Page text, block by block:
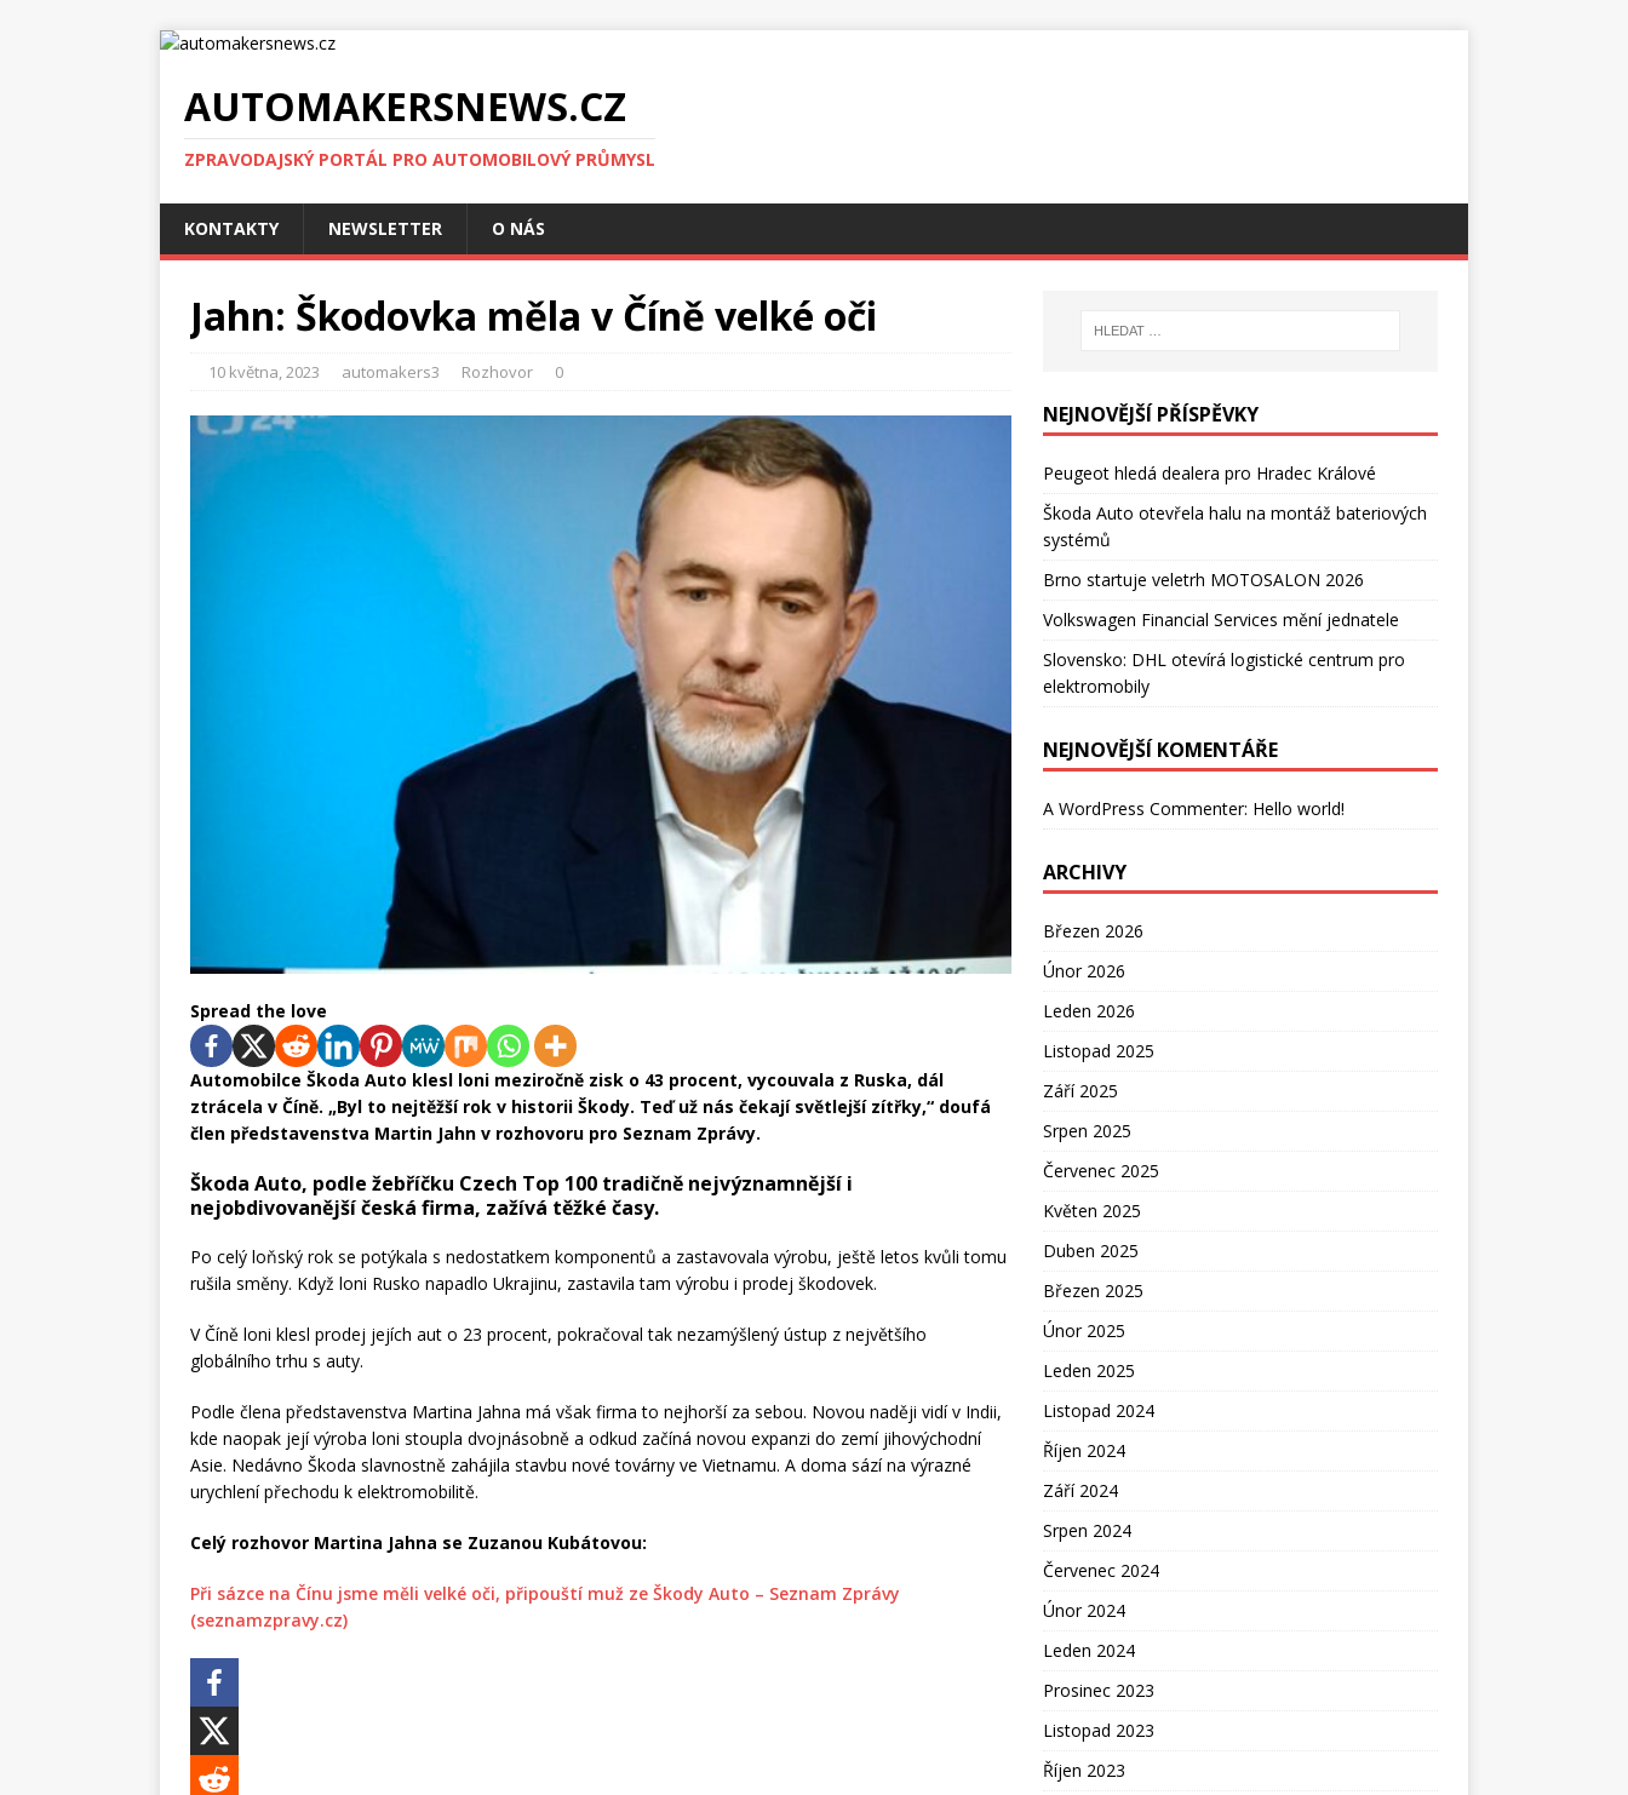
AUTOMAKERSNEWS.CZ
ZPRAVODAJSKÝ PORTÁL PRO AUTOMOBILOVÝ PRŮMYSL
KONTAKTY NEWSLETTER O NÁS
Jahn: Škodovka měla v Číně velké oči
10 května, 2023 automakers3 Rozhovor 0
Spread the love
Automobilce Škoda Auto klesl loni meziročně zisk o 43 procent, vycouvala z Ruska, dál
ztrácela v Číně. „Byl to nejtěžší rok v historii Škody. Teď už nás čekají světlejší zítřky,“ doufá
člen představenstva Martin Jahn v rozhovoru pro Seznam Zprávy.
Škoda Auto, podle žebříčku Czech Top 100 tradičně nejvýznamnější i
nejobdivovanější česká firma, zažívá těžké časy.
Po celý loňský rok se potýkala s nedostatkem komponentů a zastavovala výrobu, ještě letos kvůli tomu
rušila směny. Když loni Rusko napadlo Ukrajinu, zastavila tam výrobu i prodej škodovek.
V Číně loni klesl prodej jejích aut o 23 procent, pokračoval tak nezamýšlený ústup z největšího
globálního trhu s auty.
Podle člena představenstva Martina Jahna má však firma to nejhorší za sebou. Novou naději vidí v Indii,
kde naopak její výroba loni stoupla dvojnásobně a odkud začíná novou expanzi do zemí jihovýchodní
Asie. Nedávno Škoda slavnostně zahájila stavbu nové továrny ve Vietnamu. A doma sází na výrazné
urychlení přechodu k elektromobilitě.
Celý rozhovor Martina Jahna se Zuzanou Kubátovou:
Při sázce na Čínu jsme měli velké oči, připouští muž ze Škody Auto – Seznam Zprávy
(seznamzpravy.cz)
NEJNOVĚJŠÍ PŘÍSPĚVKY
Peugeot hledá dealera pro Hradec Králové
Škoda Auto otevřela halu na montáž bateriových
systémů
Brno startuje veletrh MOTOSALON 2026
Volkswagen Financial Services mění jednatele
Slovensko: DHL otevírá logistické centrum pro
elektromobily
NEJNOVĚJŠÍ KOMENTÁŘE
A WordPress Commenter: Hello world!
ARCHIVY
Březen 2026
Únor 2026
Leden 2026
Listopad 2025
Září 2025
Srpen 2025
Červenec 2025
Květen 2025
Duben 2025
Březen 2025
Únor 2025
Leden 2025
Listopad 2024
Říjen 2024
Září 2024
Srpen 2024
Červenec 2024
Únor 2024
Leden 2024
Prosinec 2023
Listopad 2023
Říjen 2023